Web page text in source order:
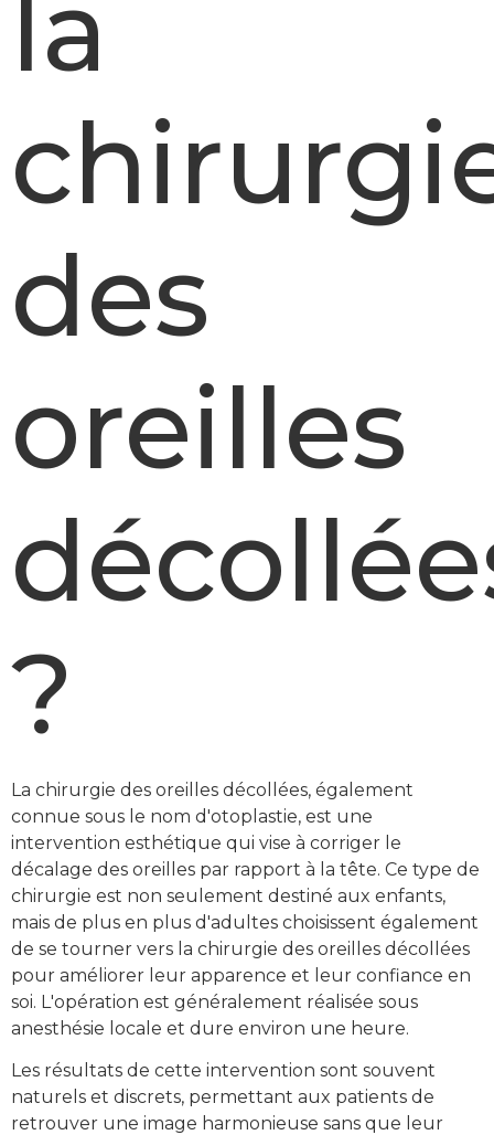
la
des
oreilles
?
La chirurgie des oreilles décollées, également
connue sous le nom d'otoplastie, est une
intervention esthétique qui vise à corriger le
décalage des oreilles par rapport à la tête. Ce type de
chirurgie est non seulement destiné aux enfants,
mais de plus en plus d'adultes choisissent également
de se tourner vers la chirurgie des oreilles décollées
pour améliorer leur apparence et leur confiance en
soi. L'opération est généralement réalisée sous
anesthésie locale et dure environ une heure.
Les résultats de cette intervention sont souvent
naturels et discrets, permettant aux patients de
retrouver une image harmonieuse sans que leur